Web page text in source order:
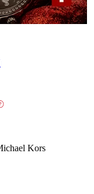
Kors